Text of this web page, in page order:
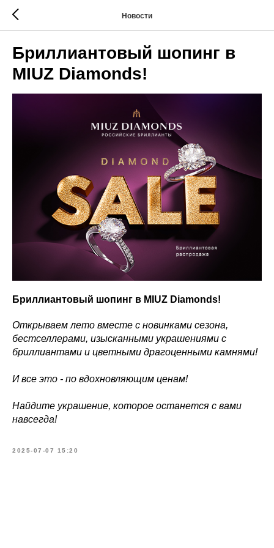
Новости
Бриллиантовый шопинг в
MIUZ Diamonds!
Бриллиантовый шопинг в MIUZ Diamonds!
Открываем лето вместе с новинками сезона,
бестселлерами, изысканными украшениями с
бриллиантами и цветными драгоценными камнями!
И все это - по вдохновляющим ценам!
Найдите украшение, которое останется с вами
навсегда!
2025-07-07 15:20